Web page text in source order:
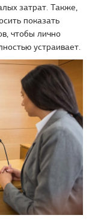
затрат. Также,
показать
чтобы лично
устраивает.